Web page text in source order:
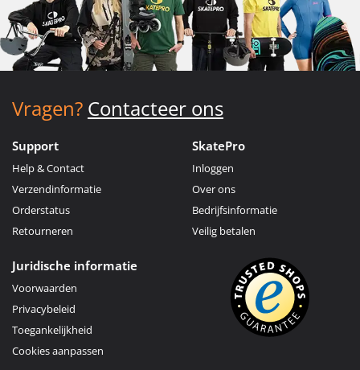
Vragen? Contacteer ons
Support
Help & Contact
Verzendinformatie
Orderstatus
Retourneren
SkatePro
Inloggen
Over ons
Bedrijfsinformatie
Veilig betalen
Juridische informatie
Voorwaarden
Privacybeleid
Toegankelijkheid
Cookies aanpassen